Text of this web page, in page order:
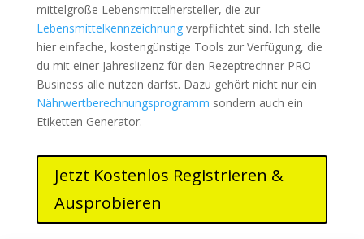
mittelgroße Lebensmittelhersteller, die zur
Lebensmittelkennzeichnungverpflichtet sind. Ich stelle
hier einfache, kostengünstige Tools zur Verfügung, die
du mit einer Jahreslizenz für den Rezeptrechner PRO
Business alle nutzen darfst. Dazu gehört nicht nur ein
Nährwertberechnungsprogramm sondern auch ein
Etiketten Generator.
Jetzt Kostenlos Registrieren &
Ausprobieren